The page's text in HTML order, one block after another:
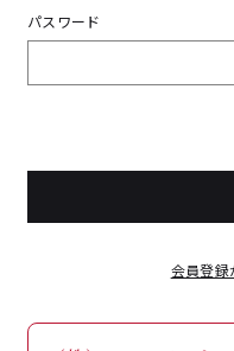
パスワード
会員登録